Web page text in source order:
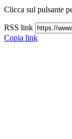
Clicca sul pulsante
RSS link
Copia link